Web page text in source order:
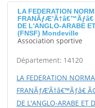
LA FEDERATION
FRANÃƒÆ’Ã†â€™Ãƒâ€
DE L'ANGLO-ARABE
(FNSF) Mondeville
Association sportive
Département: 14120
LA FEDERATION
FRANÃƒÆ’Ã†â€™Ãƒâ€
DE L'ANGLO-ARABE ET